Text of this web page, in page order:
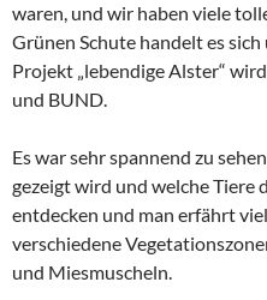
waren, und wir haben viele
Grünen Schute handelt es
Projekt „lebendige Alster“
und BUND.
Es war sehr spannend zu
gezeigt wird und welche Tiere
entdecken und man erfährt
verschiedene
und Miesmuscheln.